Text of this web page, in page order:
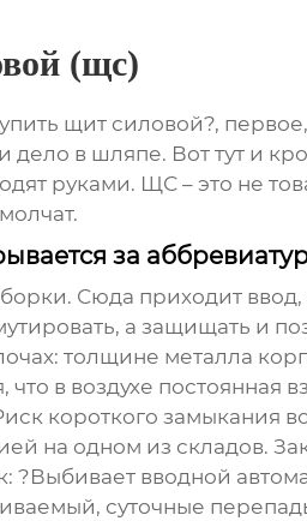
(щс)
щит силовой?,
дело в шляпе. Вот тут и
руками. ЩС – это не
за
Сюда приходит
а защищать и
толщине металла
что в воздухе
короткого замыкания
на одном из складов.
?Выбивает вводной
суточные